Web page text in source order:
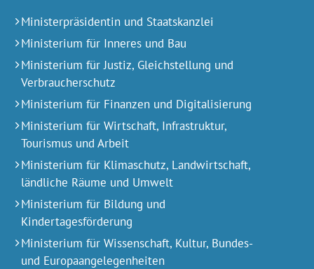
Ministerpräsidentin und Staatskanzlei
Ministerium für Inneres und Bau
Ministerium für Justiz, Gleichstellung und
Verbraucherschutz
Ministerium für Finanzen und Digitalisierung
Ministerium für Wirtschaft, Infrastruktur,
Tourismus und Arbeit
Ministerium für Klimaschutz, Landwirtschaft,
ländliche Räume und Umwelt
Ministerium für Bildung und
Kindertagesförderung
Ministerium für Wissenschaft, Kultur, Bundes-
und Europa­angelegen­heiten